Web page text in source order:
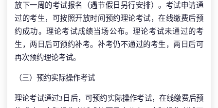
放下一周的考试报名（遇节假日另行安排）。考试申请通
过的考生，可按照开放时间预约理论考试，在线缴费后预
约成功。理论考试成绩当场公布。理论考试未通过的考
生，两日后可预约补考。补考仍不通过的考生，两日后可
再次预约理论考试。
（三）预约实际操作考试
理论考试通过3日后，可预约实际操作考试，在线缴费后预